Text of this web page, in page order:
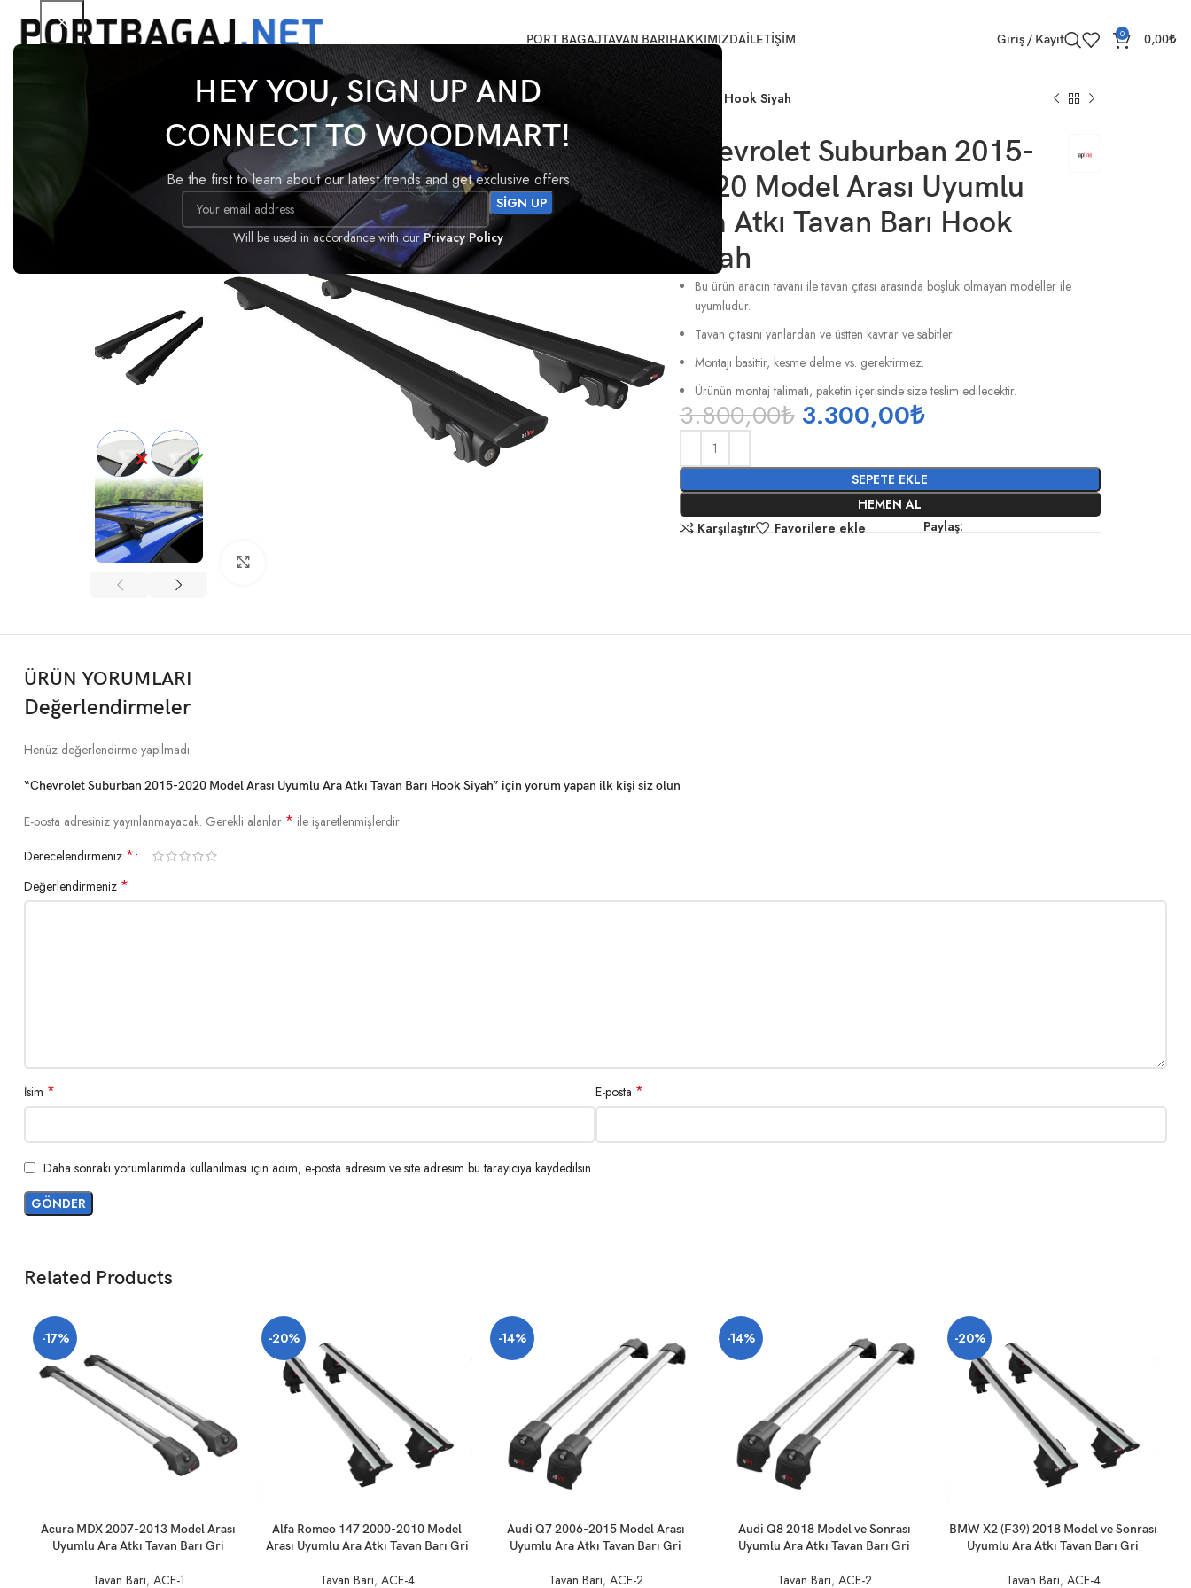
HEY YOU, SIGN UP AND
CONNECT TO WOODMART!
Be the first to learn about our latest trends and get exclusive offers
Will be used in accordance with ourPrivacy Policy
PORT BAGAJTAVAN BARIHAKKIMIZDAİLETİŞİM Giriş / Kayıt 0 0,00₺
Tavan Barı HOOK Chevrolet Suburban 2015-2020 Model Arası Uyumlu Ara Atkı Tavan Barı Hook Siyah
-13%
Chevrolet Suburban 2015-
2020 Model Arası Uyumlu
Ara Atkı Tavan Barı Hook
Siyah
Bu ürün aracın tavanı ile tavan çıtası arasında boşluk olmayan modeller ile
uyumludur.
Tavan çıtasını yanlardan ve üstten kavrar ve sabitler
Montajı basittir, kesme delme vs. gerektirmez.
Ürünün montaj talimatı, paketin içerisinde size teslim edilecektir.
3.800,00₺ 3.300,00₺
SEPETE EKLE
HEMEN AL
Karşılaştır
Favorilere ekle Paylaş:
ÜRÜN YORUMLARI
Değerlendirmeler
Henüz değerlendirme yapılmadı.
“Chevrolet Suburban 2015-2020 Model Arası Uyumlu Ara Atkı Tavan Barı Hook Siyah” için yorum yapan ilk kişi siz olun
E-posta adresiniz yayınlanmayacak. Gerekli alanlar * ile işaretlenmişlerdir
Derecelendirmeniz *
Değerlendirmeniz *
İsim * E-posta *
Daha sonraki yorumlarımda kullanılması için adım, e-posta adresim ve site adresim bu tarayıcıya kaydedilsin.
Related Products
-17%
SEPETE EKLE
Acura MDX 2007-2013 Model Arası
Uyumlu Ara Atkı Tavan Barı Gri
Tavan Barı, ACE-1
-20%
SEPETE EKLE
Alfa Romeo 147 2000-2010 Model
Arası Uyumlu Ara Atkı Tavan Barı Gri
Tavan Barı, ACE-4
-14%
SEPETE EKLE
Audi Q7 2006-2015 Model Arası
Uyumlu Ara Atkı Tavan Barı Gri
Tavan Barı, ACE-2
-14%
SEPETE EKLE
Audi Q8 2018 Model ve Sonrası
Uyumlu Ara Atkı Tavan Barı Gri
Tavan Barı, ACE-2
-20%
SEPETE EKLE
BMW X2 (F39) 2018 Model ve Sonrası
Uyumlu Ara Atkı Tavan Barı Gri
Tavan Barı, ACE-4